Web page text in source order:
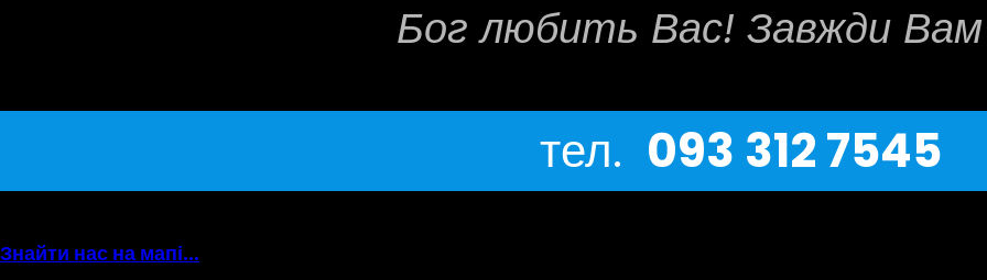
Бог любить Вас! Завжди Вам
тел. 093 312 7545
Знайти нас на мапі…